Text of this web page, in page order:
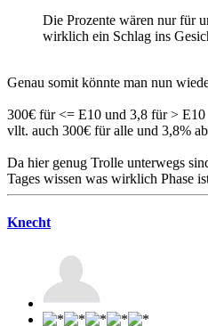
Die Prozente wären nur für
wirklich ein Schlag ins
Genau somit könnte man nun
300€ für <= E10 und 3,8 für > E10
vllt. auch 300€ für alle und 3,8%
Da hier genug Trolle unterwegs
Tages wissen was wirklich Phase
Knecht